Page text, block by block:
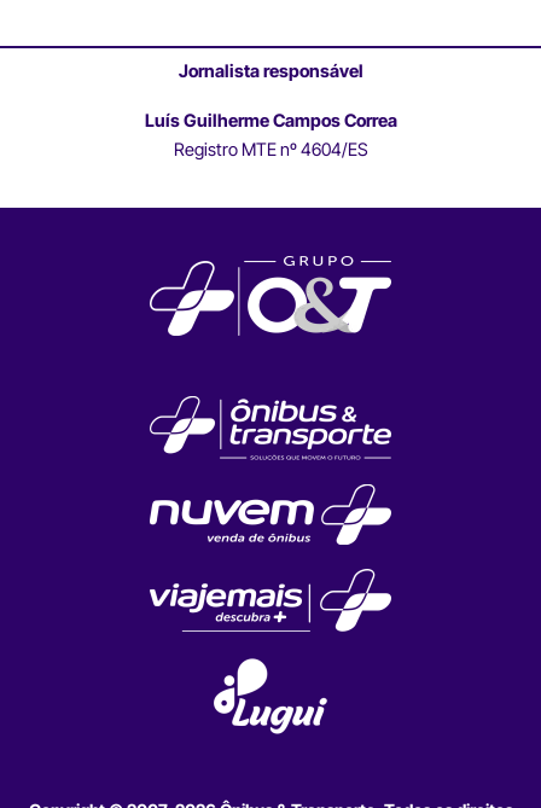
Jornalista responsável
Luís Guilherme Campos Correa
Registro MTE nº 4604/ES